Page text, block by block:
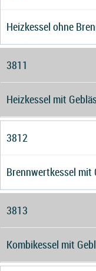
Heizkessel ohne
3811
Heizkessel mit
3812
Brennwertkessel mit
3813
Kombikessel mit